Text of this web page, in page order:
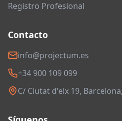
Registro Profesional
Contacto
info@projectum.es
+34 900 109 099
C/ Ciutat d'elx 19,